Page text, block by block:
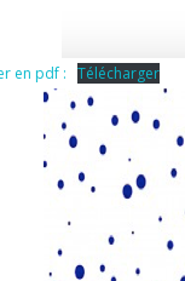
en pdf : Télécharger